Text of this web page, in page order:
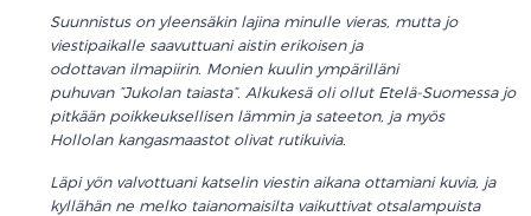
Suunnistus on yleensäkin lajina minulle vieras, mutta jo
viestipaikalle saavuttuani aistin erikoisen ja
odottavan ilmapiirin. Monien kuulin ympärilläni
puhuvan ”Jukolan taiasta”. Alkukesä oli ollut Etelä-Suomessa jo
pitkään poikkeuksellisen lämmin ja sateeton, ja myös
Hollolan kangasmaastot olivat rutikuivia.
Läpi yön valvottuani katselin viestin aikana ottamiani kuvia, ja
kyllähän ne melko taianomaisilta vaikuttivat otsalampuista